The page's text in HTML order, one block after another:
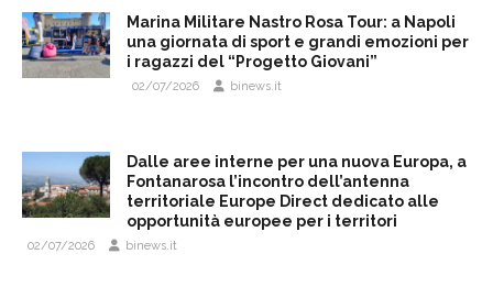
Marina Militare Nastro Rosa Tour: a Napoli
una giornata di sport e grandi emozioni per
i ragazzi del “Progetto Giovani”
02/07/2026 binews.it
Dalle aree interne per una nuova Europa, a
Fontanarosa l’incontro dell’antenna
territoriale Europe Direct dedicato alle
opportunità europee per i territori
02/07/2026 binews.it